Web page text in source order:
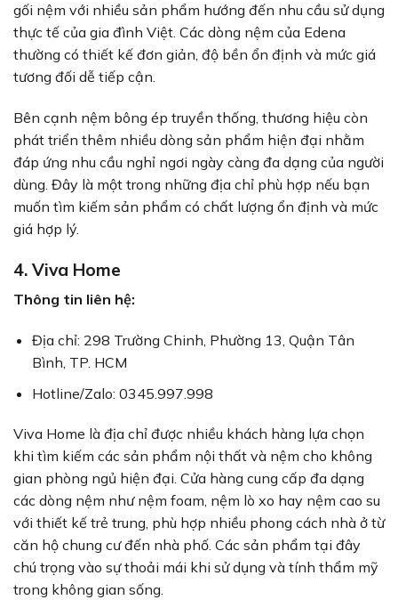
gối nệm với nhiều sản phẩm hướng đến nhu cầu sử dụng
thực tế của gia đình Việt. Các dòng nệm của Edena
thường có thiết kế đơn giản, độ bền ổn định và mức giá
tương đối dễ tiếp cận.
Bên cạnh nệm bông ép truyền thống, thương hiệu còn
phát triển thêm nhiều dòng sản phẩm hiện đại nhằm
đáp ứng nhu cầu nghỉ ngơi ngày càng đa dạng của người
dùng. Đây là một trong những địa chỉ phù hợp nếu bạn
muốn tìm kiếm sản phẩm có chất lượng ổn định và mức
giá hợp lý.
4. Viva Home
Thông tin liên hệ:
Địa chỉ: 298 Trường Chinh, Phường 13, Quận Tân
Bình, TP. HCM
Hotline/Zalo: 0345.997.998
Viva Home là địa chỉ được nhiều khách hàng lựa chọn
khi tìm kiếm các sản phẩm nội thất và nệm cho không
gian phòng ngủ hiện đại. Cửa hàng cung cấp đa dạng
các dòng nệm như nệm foam, nệm lò xo hay nệm cao su
với thiết kế trẻ trung, phù hợp nhiều phong cách nhà ở từ
căn hộ chung cư đến nhà phố. Các sản phẩm tại đây
chú trọng vào sự thoải mái khi sử dụng và tính thẩm mỹ
trong không gian sống.